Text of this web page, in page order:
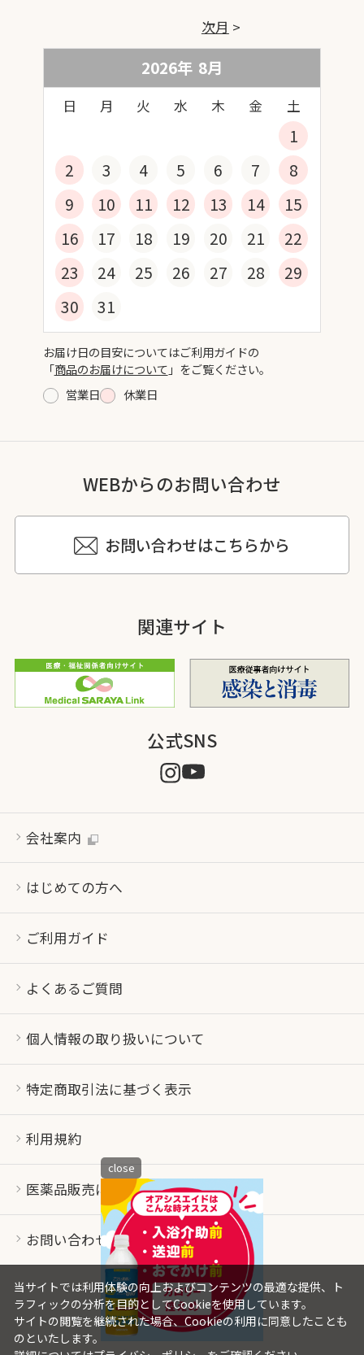
2026年 8月
日 月 火 水 木 金 土
1
2
3 4 5 6 7
8
9
10 11 12 13 14
15
16
17 18 19 20 21
22
23
24 25 26 27 28
29
30
31
次月
お届け日の目安についてはご利用ガイドの
「商品のお届けについて 」をご覧ください。
営業日
休業日
WEBからのお問い合わせ
お問い合わせはこちらから
関連サイト
公式SNS
会社案内
はじめての方へ
ご利用ガイド
よくあるご質問
個人情報の取り扱いについて
特定商取引法に基づく表示
利用規約
医薬品販売について
お問い合わせ
当サイトでは利用体験の向上およびコンテンツの最適な提供、ト
ラフィックの分析を目的としてCookieを使用しています。
サイトの閲覧を継続された場合、Cookieの利用に同意したことも
のといたします。
close